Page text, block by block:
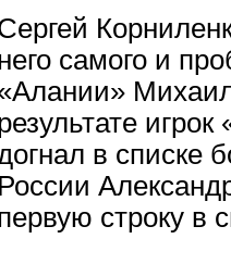
самого и
в списке
России
строку в